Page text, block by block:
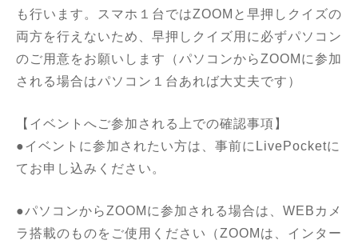
も行います。スマホ１台ではZOOMと早押しクイズの
両方を行えないため、早押しクイズ用に必ずパソコン
のご用意をお願いします（パソコンからZOOMに参加
される場合はパソコン１台あれば大丈夫です）
【イベントへご参加される上での確認事項】
●イベントに参加されたい方は、事前にLivePocketに
てお申し込みください。
●パソコンからZOOMに参加される場合は、WEBカメ
ラ搭載のものをご使用ください（ZOOMは、インター